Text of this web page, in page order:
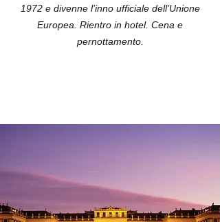
1972 e divenne l’inno ufficiale dell’Unione
Europea. Rientro in hotel. Cena e
pernottamento.